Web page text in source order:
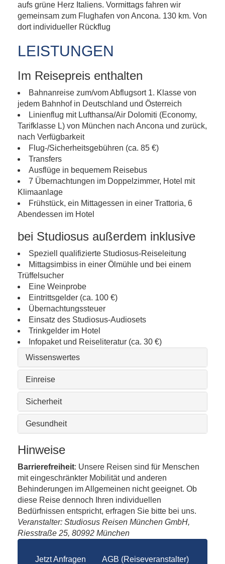
aufs grüne Herz Italiens. Vormittags fahren wir
gemeinsam zum Flughafen von Ancona. 130 km. Von
dort individueller Rückflug
LEISTUNGEN
Im Reisepreis enthalten
Bahnanreise zum/vom Abflugsort 1. Klasse von
jedem Bahnhof in Deutschland und Österreich
Linienflug mit Lufthansa/Air Dolomiti (Economy,
Tarifklasse L) von München nach Ancona und zurück,
nach Verfügbarkeit
Flug-/Sicherheitsgebühren (ca. 85 €)
Transfers
Ausflüge in bequemem Reisebus
7 Übernachtungen im Doppelzimmer, Hotel mit
Klimaanlage
Frühstück, ein Mittagessen in einer Trattoria, 6
Abendessen im Hotel
bei Studiosus außerdem inklusive
Speziell qualifizierte Studiosus-Reiseleitung
Mittagsimbiss in einer Ölmühle und bei einem
Trüffelsucher
Eine Weinprobe
Eintrittsgelder (ca. 100 €)
Übernachtungssteuer
Einsatz des Studiosus-Audiosets
Trinkgelder im Hotel
Infopaket und Reiseliteratur (ca. 30 €)
Wissenswertes
Einreise
Sicherheit
Gesundheit
Hinweise
Barrierefreiheit: Unsere Reisen sind für Menschen
mit eingeschränkter Mobilität und anderen
Behinderungen im Allgemeinen nicht geeignet. Ob
diese Reise dennoch Ihren individuellen
Bedürfnissen entspricht, erfragen Sie bitte bei uns.
Veranstalter: Studiosus Reisen München GmbH,
Riesstraße 25, 80992 München
Jetzt Anfragen AGB (Reiseveranstalter)